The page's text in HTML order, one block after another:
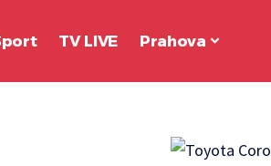
TV LIVE Prahova